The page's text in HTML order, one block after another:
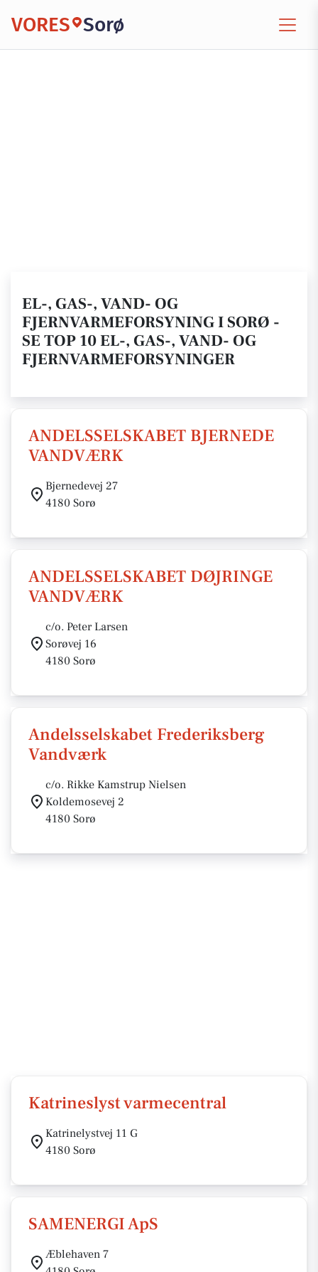
VORES Sorø
EL-, GAS-, VAND- OG
FJERNVARMEFORSYNING I SORØ -
SE TOP 10 EL-, GAS-, VAND- OG
FJERNVARMEFORSYNINGER
ANDELSSELSKABET BJERNEDE
VANDVÆRK
Bjernedevej 27
4180 Sorø
ANDELSSELSKABET DØJRINGE
VANDVÆRK
c/o. Peter Larsen
Sorøvej 16
4180 Sorø
Andelsselskabet Frederiksberg
Vandværk
c/o. Rikke Kamstrup Nielsen
Koldemosevej 2
4180 Sorø
Katrineslyst varmecentral
Katrinelystvej 11 G
4180 Sorø
SAMENERGI ApS
Æblehaven 7